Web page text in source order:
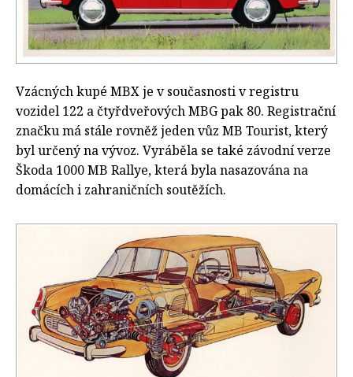
Vzácných kupé MBX je v současnosti v registru
vozidel 122 a čtyřdveřových MBG pak 80. Registrační
značku má stále rovněž jeden vůz MB Tourist, který
byl určený na vývoz. Vyráběla se také závodní verze
Škoda 1000 MB Rallye, která byla nasazována na
domácích i zahraničních soutěžích.